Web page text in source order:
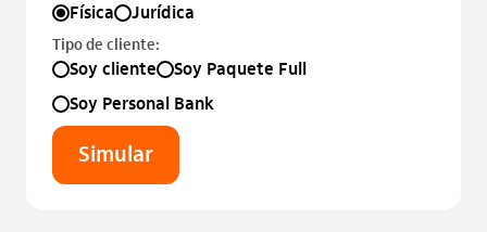
Física Jurídica
Tipo de cliente:
Soy cliente
Soy Paquete Full
Soy Personal Bank
Simular